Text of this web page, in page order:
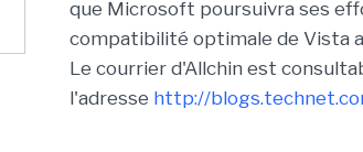
que Microsoft poursuivra ses
compatibilité optimale de Vista
Le courrier d'Allchin est
l'adresse http://